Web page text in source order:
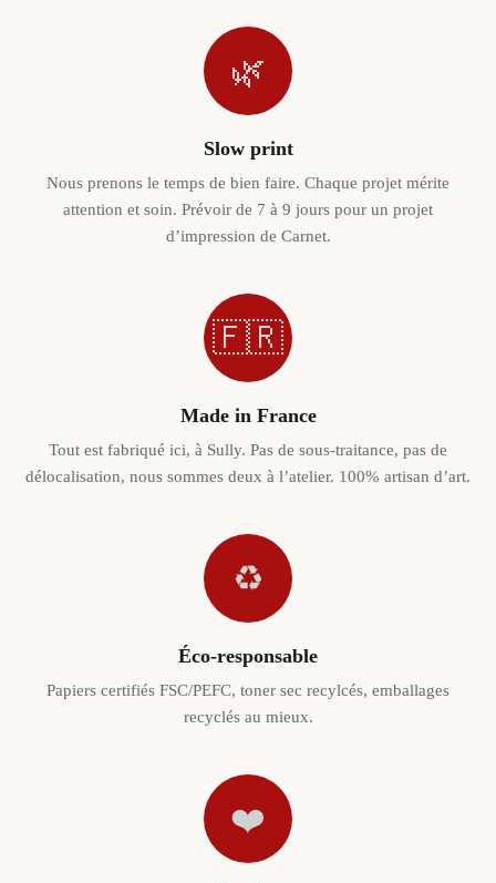
🌿
Slow print
Nous prenons le temps de bien faire. Chaque projet mérite
attention et soin. Prévoir de 7 à 9 jours pour un projet
d’impression de Carnet.
🇫🇷
Made in France
Tout est fabriqué ici, à Sully. Pas de sous-traitance, pas de
délocalisation, nous sommes deux à l’atelier. 100% artisan d’art.
♻️
Éco-responsable
Papiers certifiés FSC/PEFC, toner sec recylcés, emballages
recyclés au mieux.
❤️